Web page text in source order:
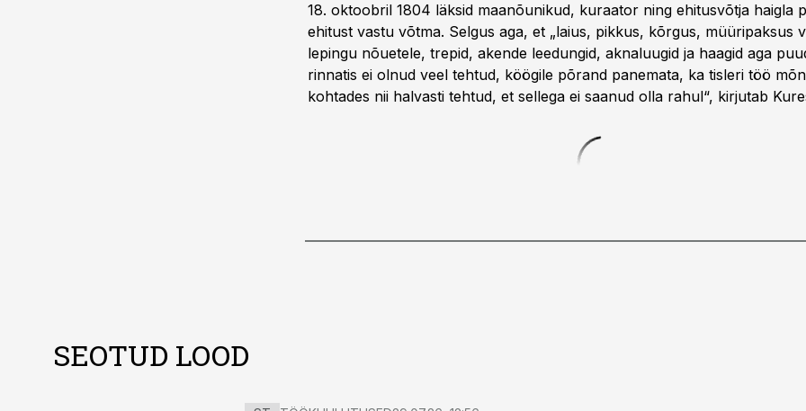
18. oktoobril 1804 läksid maanõunikud, kuraator ning ehitusvõtja haigla
ehitust vastu võtma. Selgus aga, et „laius, pikkus, kõrgus, müüripaksus
lepingu nõuetele, trepid, akende leedungid, aknaluugid ja haagid aga
rinnatis ei olnud veel tehtud, köögile põrand panemata, ka tisleri töö
kohtades nii halvasti tehtud, et sellega ei saanud olla rahul“, kirjutab
SEOTUD LOOD